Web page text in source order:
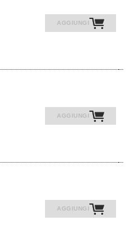
AGGIUNGI
AGGIUNGI
AGGIUNGI